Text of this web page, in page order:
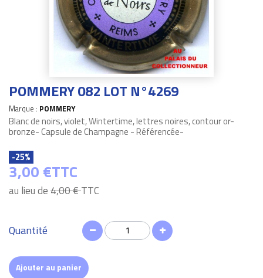
POMMERY 082 LOT N°4269
Marque : POMMERY
Blanc de noirs, violet, Wintertime, lettres noires, contour or-
bronze- Capsule de Champagne - Référencée-
-25%
3,00 €TTC
au lieu de4,00 €TTC
Quantité
Ajouter au panier